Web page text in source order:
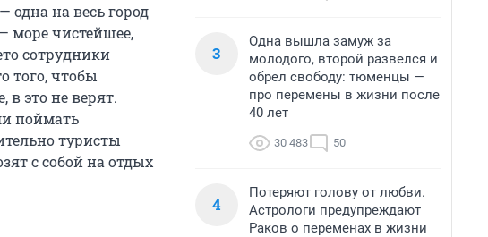
на весь город
море чистейшее,
сотрудники
того, чтобы
это не верят.
поймать
туристы
с собой на отдых
3
Одна вышла замуж за
молодого, второй развелся и
обрел свободу: тюменцы —
про перемены в жизни после
40 лет
30 483 50
4
Потеряют голову от любви.
Астрологи предупреждают
Раков о переменах в жизни